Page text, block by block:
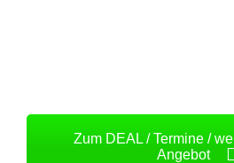
Zum DEAL / Termine /
Angebot